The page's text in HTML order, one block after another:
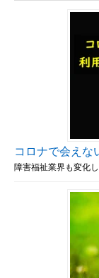
コロナで会えな
障害福祉業界も変化